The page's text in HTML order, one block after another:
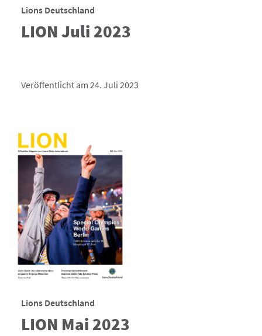
Lions Deutschland
LION Juli 2023
Veröffentlicht am 24. Juli 2023
Lions Deutschland
LION Mai 2023